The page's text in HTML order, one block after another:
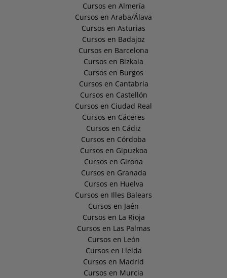
Cursos en Almería
Cursos en Araba/Álava
Cursos en Asturias
Cursos en Badajoz
Cursos en Barcelona
Cursos en Bizkaia
Cursos en Burgos
Cursos en Cantabria
Cursos en Castellón
Cursos en Ciudad Real
Cursos en Cáceres
Cursos en Cádiz
Cursos en Córdoba
Cursos en Gipuzkoa
Cursos en Girona
Cursos en Granada
Cursos en Huelva
Cursos en Illes Balears
Cursos en Jaén
Cursos en La Rioja
Cursos en Las Palmas
Cursos en León
Cursos en Lleida
Cursos en Madrid
Cursos en Murcia